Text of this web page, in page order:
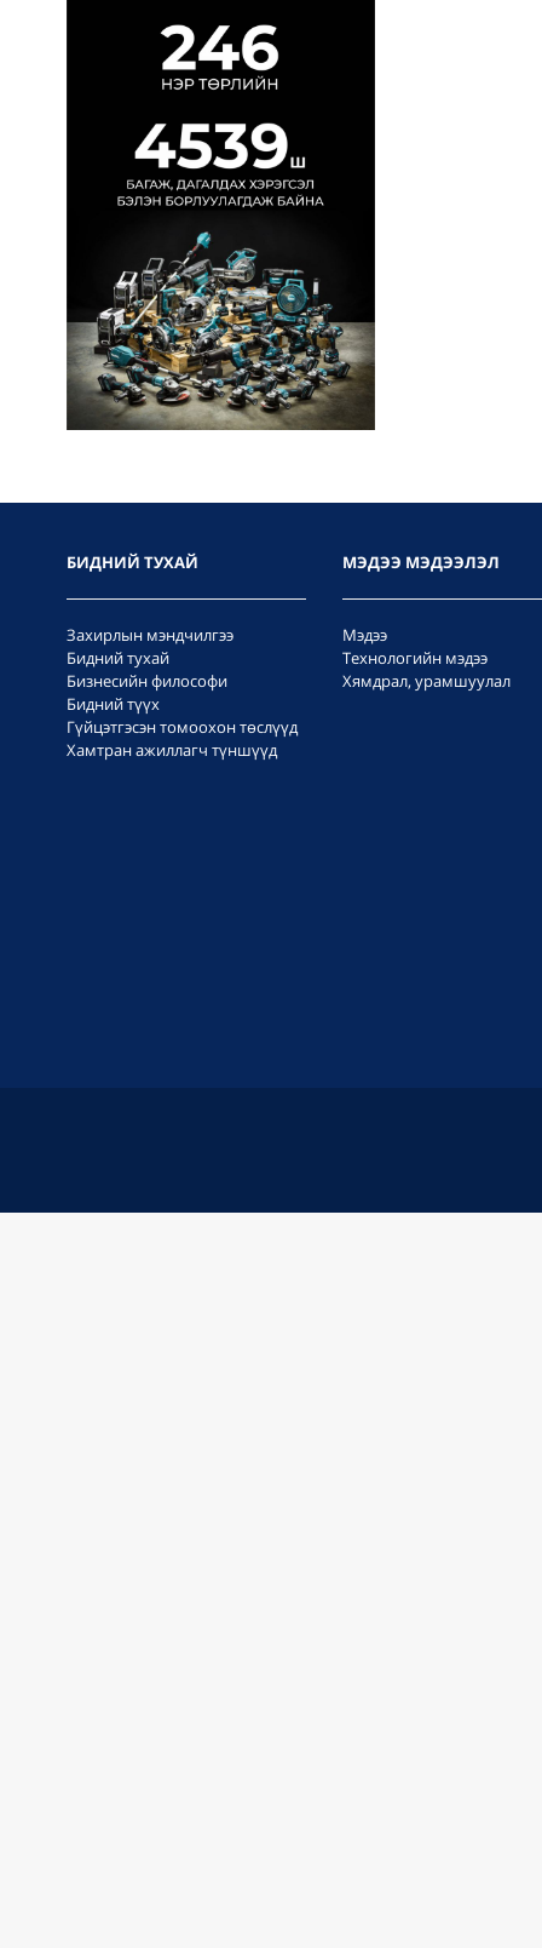
БИДНИЙ ТУХАЙ
Захирлын мэндчилгээ
Бидний тухай
Бизнесийн философи
Бидний түүх
Гүйцэтгэсэн томоохон төслүүд
Хамтран ажиллагч түншүүд
МЭДЭЭ МЭДЭЭЛЭЛ
Мэдээ
Технологийн мэдээ
Хямдрал, урамшуулал